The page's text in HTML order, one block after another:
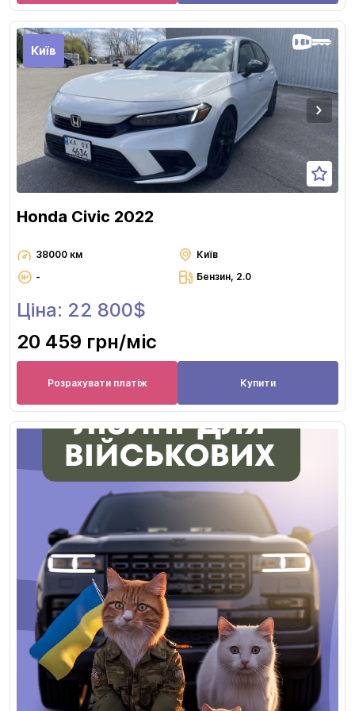
Київ
Honda Civic 2022
38000 км
Київ
-
Бензин, 2.0
Ціна: 22 800$
20 459 грн/міс
Розрахувати платіж Купити